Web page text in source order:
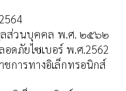
ส่วนบุคคล พ.ศ. ๒๕๖๒
ดภัยไซเบอร์ พ.ศ.2562
การทางอิเล็กทรอนิกส์